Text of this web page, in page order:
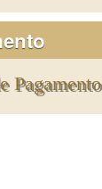
Pagamento